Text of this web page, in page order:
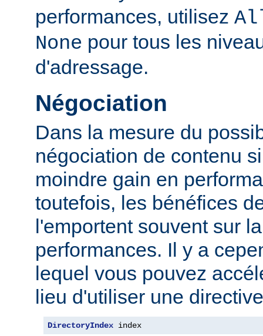
performances, utilisez
None pour tous les
d'adressage.
Négociation
Dans la mesure du
négociation de contenu
moindre gain en
toutefois, les bénéfices
l'emportent souvent sur
performances. Il y a
lequel vous pouvez
lieu d'utiliser une
DirectoryIndex index